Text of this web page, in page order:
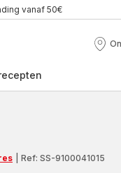
vanaf 50€
Onze
Ref: SS-9100041015